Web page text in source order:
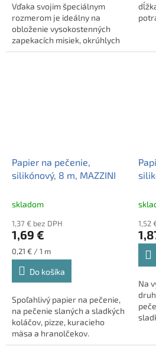
Vďaka svojim špeciálnym
rozmerom je ideálny na
obloženie vysokostenných
zapekacích misiek, okrúhlych
tortových foriem a menších
Papier na pečenie,
silikónový, 8 m, MAZZINI
skladom
1,37 € bez DPH
1,69 €
Jednotková
cena:
0,21 € / 1 m
Do košíka
Spoľahlivý papier na pečenie,
na pečenie slaných a sladkých
koláčov, pizze, kuracieho
mäsa a hranolčekov.
Prírodná hnedá farba so
1,52
Na